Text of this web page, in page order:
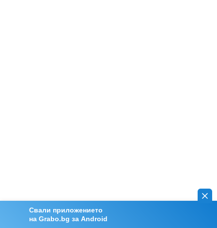
Свали приложението
на Grabo.bg за Android